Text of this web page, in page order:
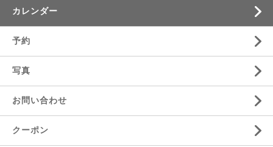
カレンダー
予約
写真
お問い合わせ
クーポン